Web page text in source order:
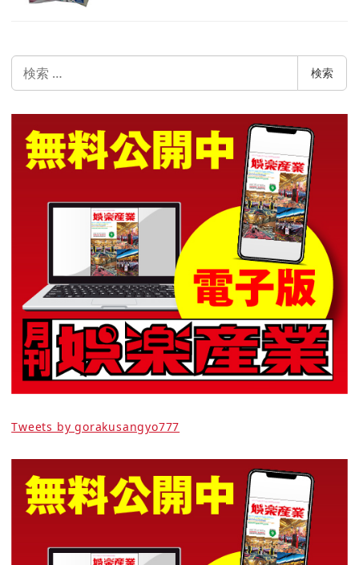
索
検索
Tweets by gorakusangyo777